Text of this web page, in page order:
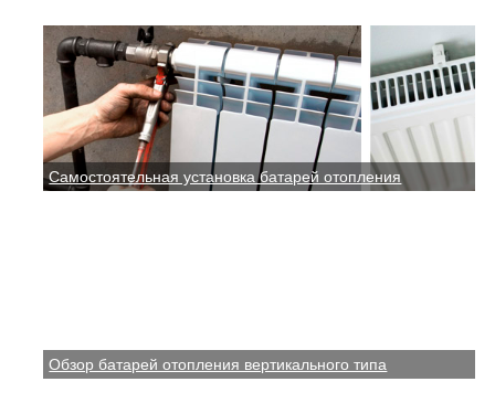
Самостоятельная установка батарей отопления
Обзор батарей отопления вертикального типа